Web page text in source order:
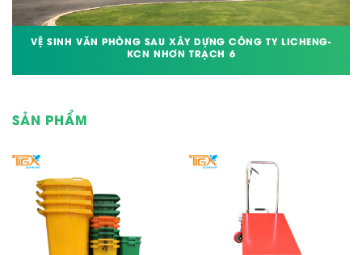
VỆ SINH VĂN PHÒNG SAU XÂY DỰNG CÔNG TY LICHENG-
KCN NHƠN TRẠCH 6
SẢN PHẨM